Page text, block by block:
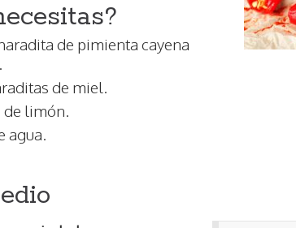
de pimienta cayena
de miel.
de limón.
agua.